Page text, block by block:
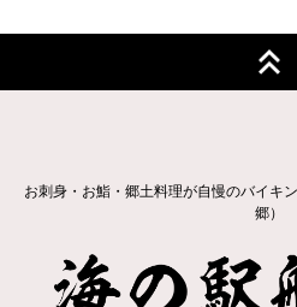
お刺身・お鮨・郷土料理が自慢のバイキ
郷）